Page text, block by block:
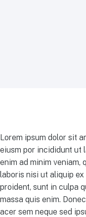
Lorem ipsum dolor sit
eiusm por incididunt ut
enim ad minim veniam,
laboris nisi ut aliquip
proident, sunt in culpa
massa quis enim.
acer sem neque sed